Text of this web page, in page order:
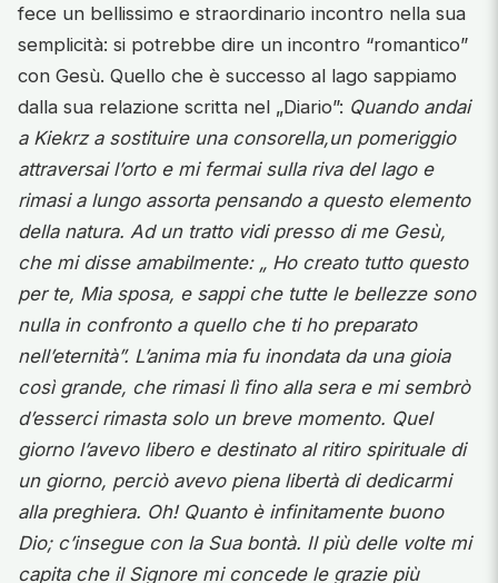
fece un bellissimo e straordinario incontro nella sua
semplicità: si potrebbe dire un incontro “romantico”
con Gesù. Quello che è successo al lago sappiamo
dalla sua relazione scritta nel „Diario”: Quando andai
a Kiekrz a sostituire una consorella,un pomeriggio
attraversai l’orto e mi fermai sulla riva del lago e
rimasi a lungo assorta pensando a questo elemento
della natura. Ad un tratto vidi presso di me Gesù,
che mi disse amabilmente: „ Ho creato tutto questo
per te, Mia sposa, e sappi che tutte le bellezze sono
nulla in confronto a quello che ti ho preparato
nell’eternità”. L’anima mia fu inondata da una gioia
così grande, che rimasi lì fino alla sera e mi sembrò
d’esserci rimasta solo un breve momento. Quel
giorno l’avevo libero e destinato al ritiro spirituale di
un giorno, perciò avevo piena libertà di dedicarmi
alla preghiera. Oh! Quanto è infinitamente buono
Dio; c’insegue con la Sua bontà. Il più delle volte mi
capita che il Signore mi concede le grazie più